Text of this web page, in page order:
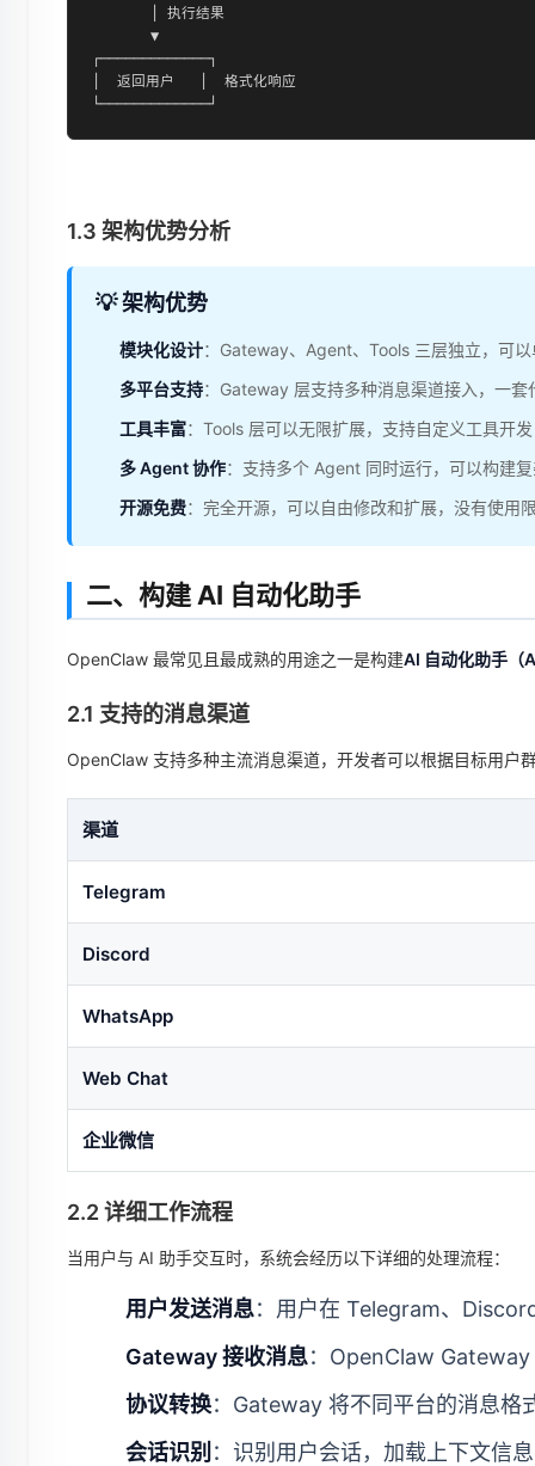
       │ 执行结果
       ▼
┌─────────────┐
│  返回用户   │  格式化响应
└─────────────┘
1.3 架构优势分析
💡 架构优势
模块化设计：Gateway、Agent、Tools 三层独立，可
多平台支持：Gateway 层支持多种消息渠道接入，一
工具丰富：Tools 层可以无限扩展，支持自定义工具开
多 Agent 协作：支持多个 Agent 同时运行，可以构建
开源免费：完全开源，可以自由修改和扩展，没有使用
二、构建 AI 自动化助手
OpenClaw 最常见且最成熟的用途之一是构建AI 自动化助手
2.1 支持的消息渠道
OpenClaw 支持多种主流消息渠道，开发者可以根据目标用户
渠道
Telegram
Discord
WhatsApp
Web Chat
企业微信
2.2 详细工作流程
当用户与 AI 助手交互时，系统会经历以下详细的处理流程：
用户发送消息：用户在 Telegram、
Gateway 接收消息：OpenClaw
协议转换：Gateway 将不同平台的消息格
会话识别 ：识别用户会话，加载上下文信息